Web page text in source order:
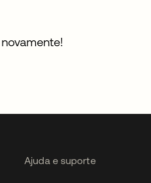
Ajuda e suporte